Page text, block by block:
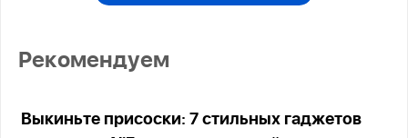
Рекомендуем
Выкиньте присоски: 7 стильных гаджетов